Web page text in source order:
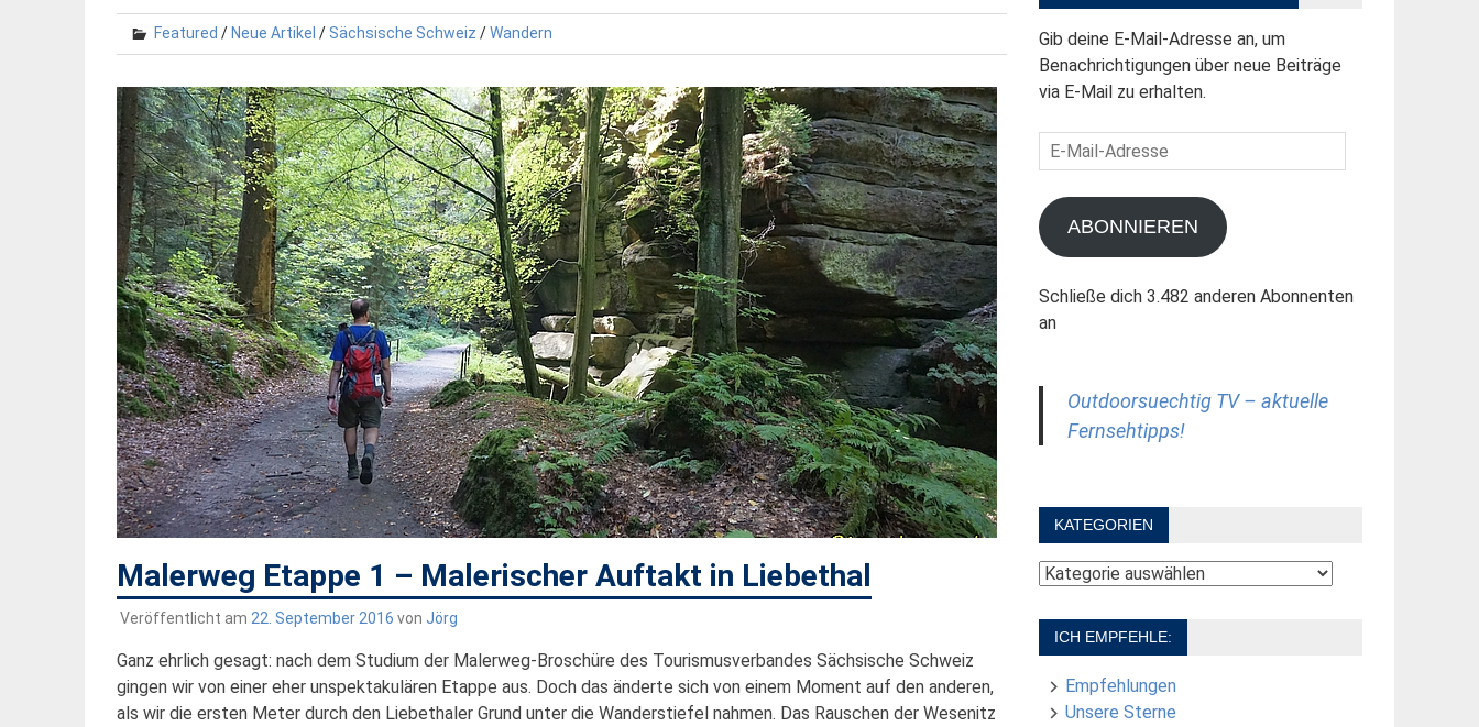
Featured / Neue Artikel / Sächsische Schweiz /Wandern
Malerweg Etappe 1 – Malerischer Auftakt in Liebethal
Veröffentlicht am 22. September 2016 von Jörg
Ganz ehrlich gesagt: nach dem Studium der Malerweg-Broschüre des Tourismusverbandes Sächsische Schweiz
gingen wir von einer eher unspektakulären Etappe aus. Doch das änderte sich von einem Moment auf den anderen,
als wir die ersten Meter durch den Liebethaler Grund unter die Wanderstiefel nahmen. Das Rauschen der Wesenitz
Gib deine E-Mail-Adresse an, um
Benachrichtigungen über neue Beiträge
via E-Mail zu erhalten.
E-
Mail-
Adresse
ABONNIEREN
Schließe dich 3.482 anderen Abonnenten
an
Outdoorsuechtig TV – aktuelle
Fernsehtipps!
KATEGORIEN
Kategorien
ICH EMPFEHLE:
Empfehlungen
Unsere Sterne